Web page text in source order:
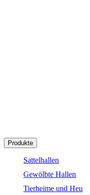
Produkte
Sattelhallen
Gewölbte Hallen
Tierheime und Heu